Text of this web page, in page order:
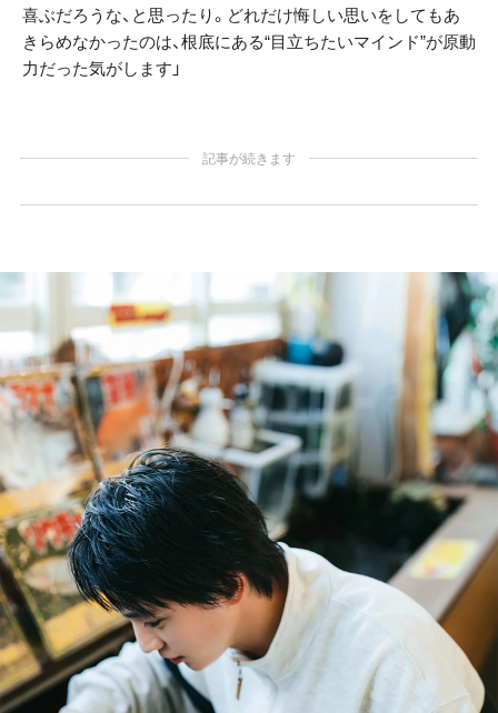
喜ぶだろうな、と思ったり。どれだけ悔しい思いをしてもあ
きらめなかったのは、根底にある“目立ちたいマインド”が原動
力だった気がします」
記事が続きます